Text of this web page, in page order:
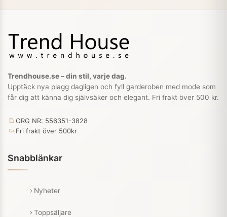
Trendhouse.se – din stil, varje dag.
Upptäck nya plagg dagligen och fyll garderoben med mode som
får dig att känna dig självsäker och elegant. Fri frakt över 500 kr.
ORG NR: 556351-3828
Fri frakt över 500kr
Snabblänkar
Nyheter
Toppsäljare